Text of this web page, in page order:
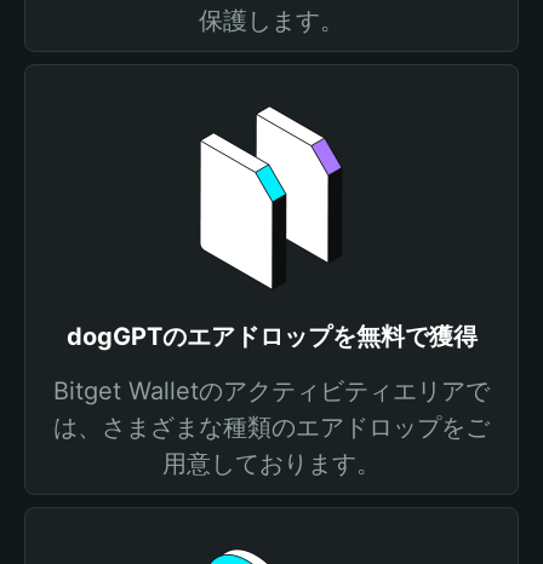
保護します。
dogGPTのエアドロップを無料で獲得
Bitget Walletのアクティビティエリアで
は、さまざまな種類のエアドロップをご
用意しております。